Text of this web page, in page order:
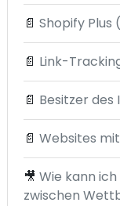
📄 Shopify
📄 Link-
📄 Besitzer des
📄 Websites mit
🎥 Wie kann
zwischen